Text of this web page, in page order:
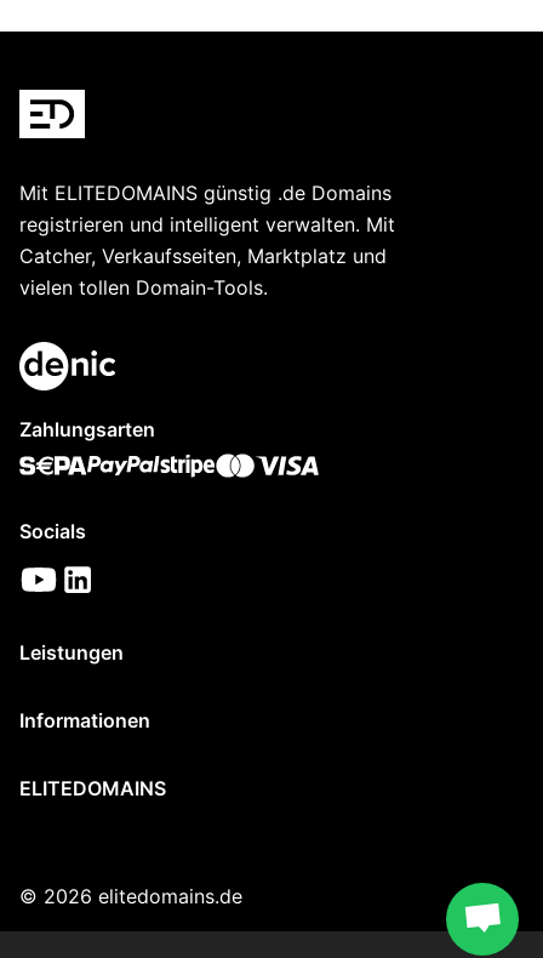
Mit ELITEDOMAINS günstig .de Domains
registrieren und intelligent verwalten. Mit
Catcher, Verkaufsseiten, Marktplatz und
vielen tollen Domain-Tools.
Zahlungsarten
Leistungen
Socials
Informationen
ELITEDOMAINS
© 2026 elitedomains.de